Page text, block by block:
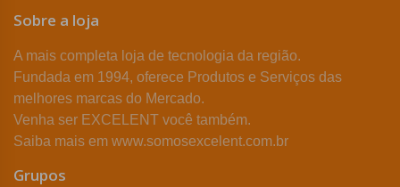
Sobre a loja
A mais completa loja de tecnologia da região.
Fundada em 1994, oferece Produtos e Serviços das
melhores marcas do Mercado.
Venha ser EXCELENT você também.
Saiba mais em www.somosexcelent.com.br
Grupos